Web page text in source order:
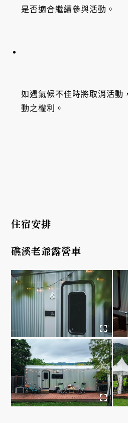
是否適合繼續參與活動。
如遇氣候不佳時將取消活動
動之權利。
住宿安排
礁溪老爺露營車